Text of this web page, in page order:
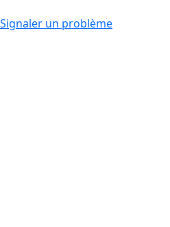
Signaler un problème